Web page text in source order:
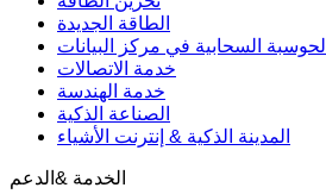
الطاقة الجديدة
الحوسبة السحابية في مركز البيانات
خدمة الاتصالات
خدمة الهندسة
الصناعة الذكية
المدينة الذكية & إنترنت الأشياء
الخدمة &الدعم